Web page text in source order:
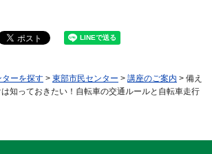
ターを探す > 東部市民センター > 講座のご案内 > 備え
知っておきたい！自転車の交通ルールと自転車走行